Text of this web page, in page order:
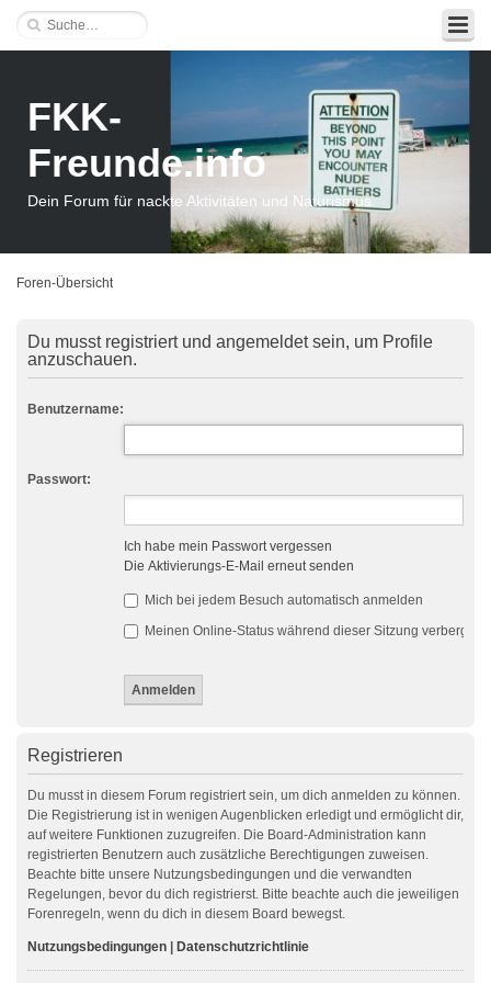
FKK-
Freunde.info
Dein Forum für nackte Aktivitäten und Naturismus
Foren-Übersicht
Du musst registriert und angemeldet sein, um Profile
anzuschauen.
Benutzername:
Passwort:
Ich habe mein Passwort vergessen
Die Aktivierungs-E-Mail erneut senden
Mich bei jedem Besuch automatisch anmelden
Meinen Online-Status während dieser Sitzung verbergen
Registrieren
Du musst in diesem Forum registriert sein, um dich anmelden zu können.
Die Registrierung ist in wenigen Augenblicken erledigt und ermöglicht dir,
auf weitere Funktionen zuzugreifen. Die Board-Administration kann
registrierten Benutzern auch zusätzliche Berechtigungen zuweisen.
Beachte bitte unsere Nutzungsbedingungen und die verwandten
Regelungen, bevor du dich registrierst. Bitte beachte auch die jeweiligen
Forenregeln, wenn du dich in diesem Board bewegst.
Nutzungsbedingungen Datenschutzrichtlinie